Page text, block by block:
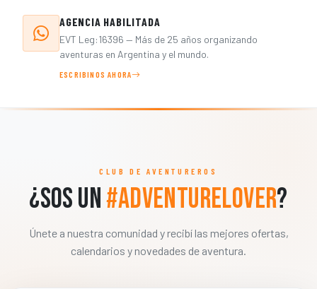
AGENCIA HABILITADA
EVT Leg:16396 — Más de 25 años organizando
aventuras en Argentina y el mundo.
ESCRIBINOS AHORA
CLUB DE AVENTUREROS
¿Sos un#AdventureLover?
Únete a nuestra comunidad y recibí las mejores ofertas,
calendarios y novedades de aventura.